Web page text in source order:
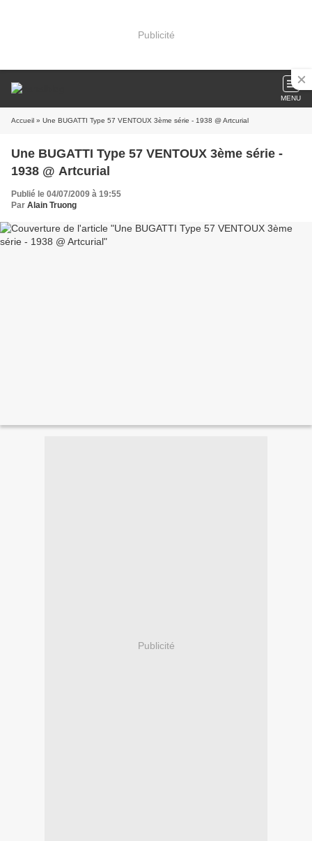
Publicité
MENU
Accueil » Une BUGATTI Type 57 VENTOUX 3ème série - 1938 @ Artcurial
Une BUGATTI Type 57 VENTOUX 3ème série -
1938 @ Artcurial
Publié le 04/07/2009 à 19:55
Par Alain Truong
Publicité